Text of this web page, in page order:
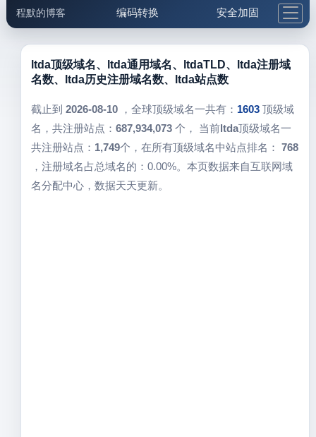
程默的博客 编码转换 安全加固
邮件工具 生活便民 更多工具
5.1支付宝大红包
ltda顶级域名、ltda通用域名、ltdaTLD、ltda注册域
名数、ltda历史注册域名数、ltda站点数
截止到 2026-08-10，全球顶级域名一共有： 1603 顶级域
名，共注册站点： 687,934,073 个， 当前ltda顶级域名一
共注册站点： 1,749个，在所有顶级域名中站点排名： 768
，注册域名占总域名的：0.00%。本页数据来自互联网域
名分配中心，数据天天更新。